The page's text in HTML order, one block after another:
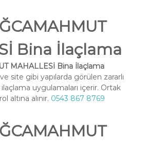
Bina İlaçlama
MAHALLESİ Bina İlaçlama
site gibi yapılarda görülen zararlı
ilaçlama uygulamaları içerir. Ortak
altına alınır. 0543 867 8769